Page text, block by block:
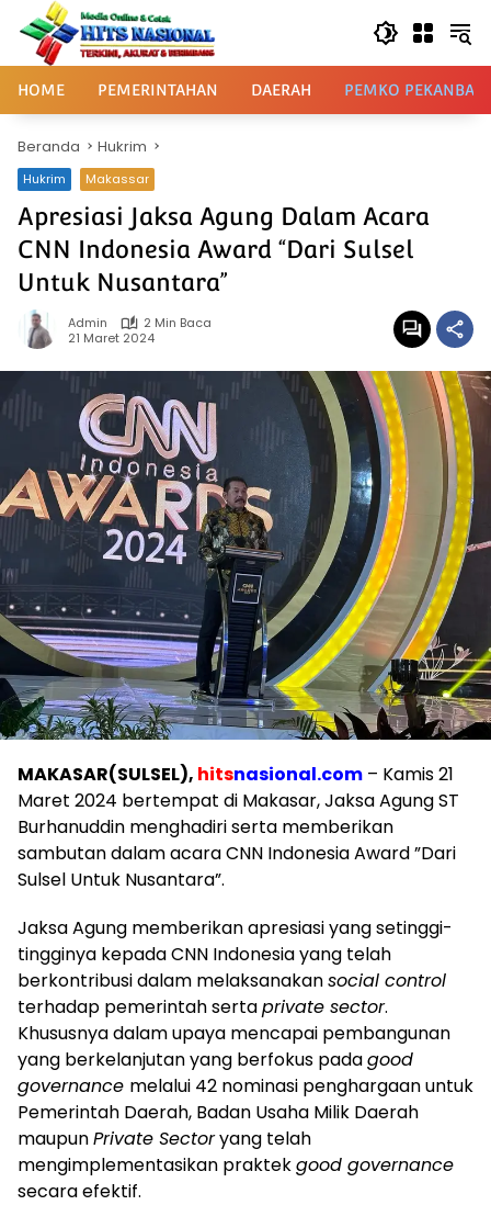
Langsung
konten
HOME PEMERINTAHAN DAERAH PEMKO
Beranda Hukrim
Hukrim Makassar
Apresiasi Jaksa Agung Dalam Acara
CNN Indonesia Award “Dari Sulsel
Untuk Nusantara”
Admin
2 Min Baca
21 Maret 2024
MAKASAR(SULSEL), hitsnasional.com – Kamis 21
Maret 2024 bertempat di Makasar, Jaksa Agung ST
Burhanuddin menghadiri serta memberikan
sambutan dalam acara CNN Indonesia Award ”Dari
Sulsel Untuk Nusantara”.
Jaksa Agung memberikan apresiasi yang setinggi-
tingginya kepada CNN Indonesia yang telah
berkontribusi dalam melaksanakansocial control
terhadap pemerintah sertaprivate sector.
Khususnya dalam upaya mencapai pembangunan
yang berkelanjutan yang berfokus padagood
governance melalui 42 nominasi penghargaan untuk
Pemerintah Daerah, Badan Usaha Milik Daerah
maupunPrivate Sectoryang telah
mengimplementasikan praktekgood governance
secara efektif.